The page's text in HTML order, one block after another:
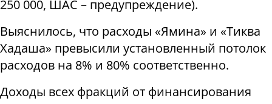
250 000, ШАС – предупреждение).
Выяснилось, что расходы «Ямина» и «Тиква
Хадаша» превысили установленный потолок
расходов на 8% и 80% соответственно.
Доходы всех фракций от финансирования